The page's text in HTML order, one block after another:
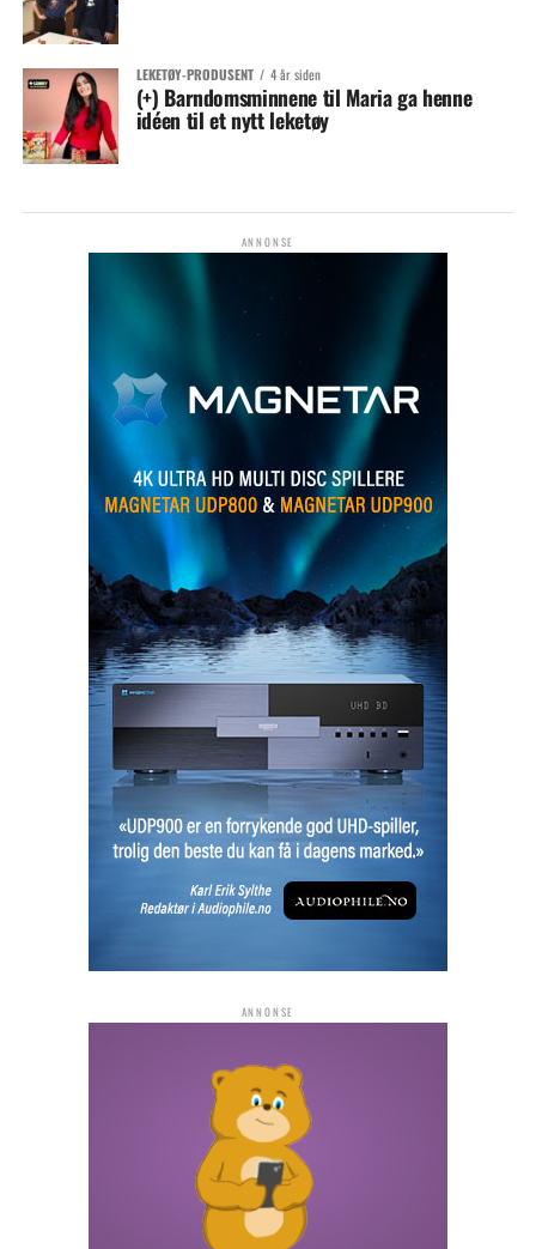
LEKETØY-PRODUSENT 4 år siden
(+) Barndomsminnene til Maria ga henne
idéen til et nytt leketøy
ANNONSE
ANNONSE